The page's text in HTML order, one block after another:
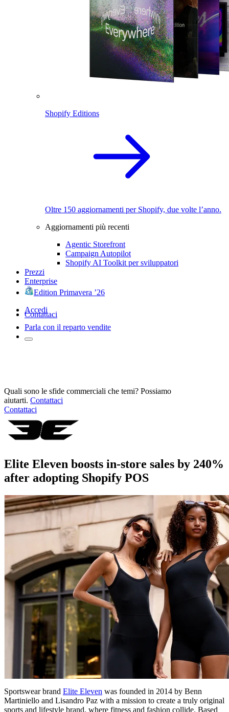
Shopify Editions
Oltre 150 aggiornamenti per Shopify, due volte l’anno.
Aggiornamenti più recenti
Agentic Storefront
Campaign Autopilot
Shopify AI Toolkit per sviluppatori
Prezzi
Enterprise
Edition Primavera ’26
Accedi
Contattaci
Parla con il reparto vendite
Quali sono le sfide commerciali che temi? Possiamo
aiutarti. Contattaci
Contattaci
Elite Eleven boosts in-store sales by 240%
after adopting Shopify POS
Sportswear brand Elite Eleven was founded in 2014 by Benn
Martiniello and Lisandro Paz with a mission to create a truly original
sports and lifestyle brand, where fitness and fashion collide. Based